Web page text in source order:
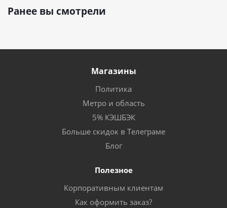
Ранее вы смотрели
Магазины
Политика
Метро и область
5% КЭШБЭК
Больше скидок в Телеграме
Блог
Полезное
Корпоративным клиентам
Как оформить заказ?